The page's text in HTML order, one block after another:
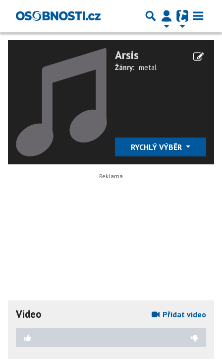
Arsis
Žánry: metal
RYCHLÝ VÝBĚR
Video Přidat video